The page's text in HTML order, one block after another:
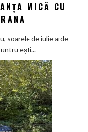
Fiat
–
mică
cu
aer
de
Mediterana
MICĂ CU
soarele de iulie arde
ești...